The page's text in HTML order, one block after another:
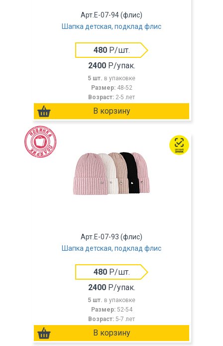
Арт.E-07-94 (флис)
Шапка детская, подклад флис
480Р/шт.
2400Р/упак.
5 шт. в упаковке
Размер: 48-52
Возраст: 2-5 лет
Арт.E-07-93 (флис)
Шапка детская, подклад флис
480Р/шт.
2400Р/упак.
5 шт. в упаковке
Размер: 52-54
Возраст: 5-7 лет